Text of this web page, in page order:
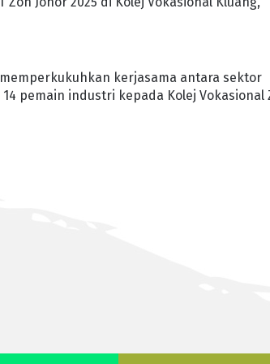
kerjasama antara sektor
pemain industri kepada Kolej Vokasional